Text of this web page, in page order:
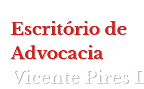
Escritório de
Advocacia
Vicente Pires